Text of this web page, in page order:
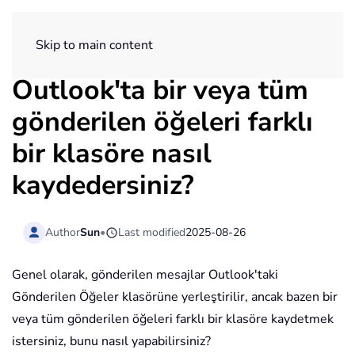
Skip to main content
Outlook'ta bir veya tüm
gönderilen öğeleri farklı
bir klasöre nasıl
kaydedersiniz?
AuthorSun• Last modified2025-08-26
Genel olarak, gönderilen mesajlar Outlook'taki
Gönderilen Öğeler klasörüne yerleştirilir, ancak bazen bir
veya tüm gönderilen öğeleri farklı bir klasöre kaydetmek
istersiniz, bunu nasıl yapabilirsiniz?